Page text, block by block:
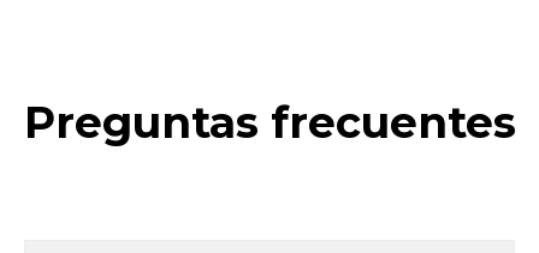
Preguntas frecuentes